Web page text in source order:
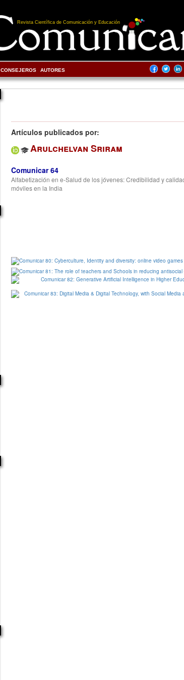
Revista Científica de Comunicación y Educación
CONSEJEROS AUTORES
Artículos publicados por:
Arulchelvan Sriram
Comunicar 64
Alfabetización en e-Salud de los jóvenes: Credibilidad y
móviles en la India